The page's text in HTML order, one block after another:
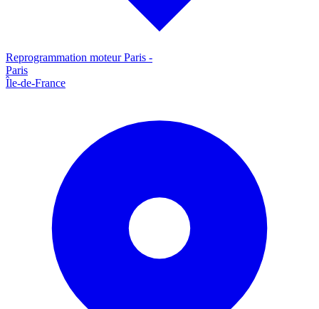
Reprogrammation moteurParis -
Paris
Île-de-France